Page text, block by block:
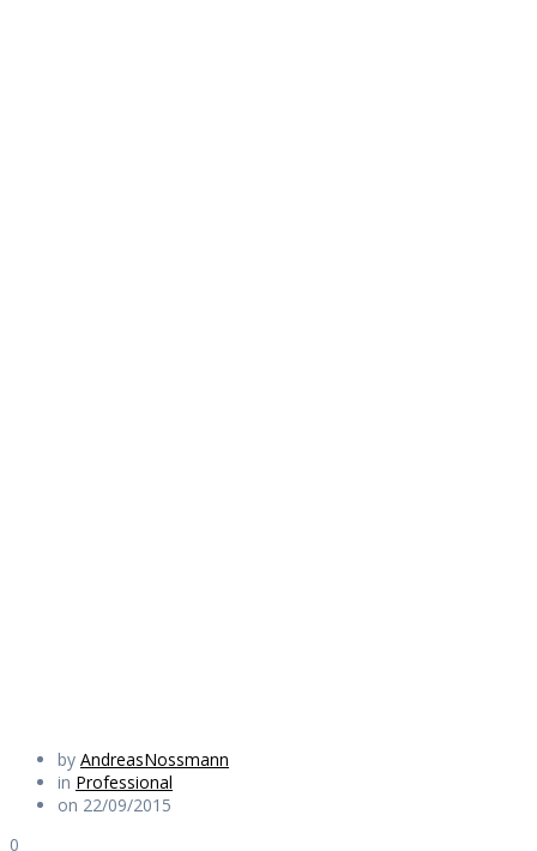
by AndreasNossmann
in Professional
on 22/09/2015
0